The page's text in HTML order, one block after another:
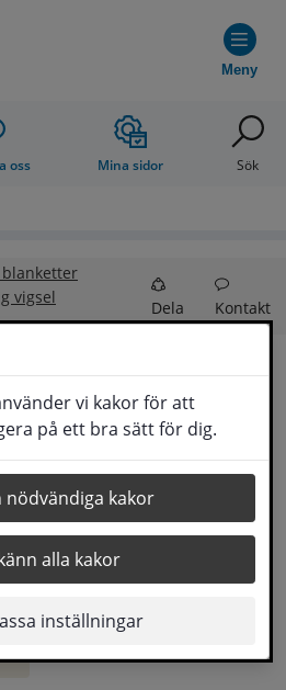
vi kakor för att
på ett bra sätt för dig.
nödvändiga kakor
alla kakor
inställningar
Meny
oss Mina sidor Sök
vigsel
Dela Kontakt
e-legitimationer för e-